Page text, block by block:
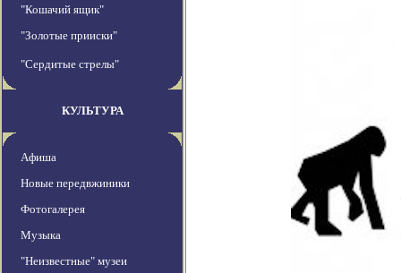
"Кошачий ящик"
"Золотые прииски"
"Сердитые стрелы"
КУЛЬТУРА
Афиша
Новые передвжиники
Фотогалерея
Музыка
"Неизвестные" музеи